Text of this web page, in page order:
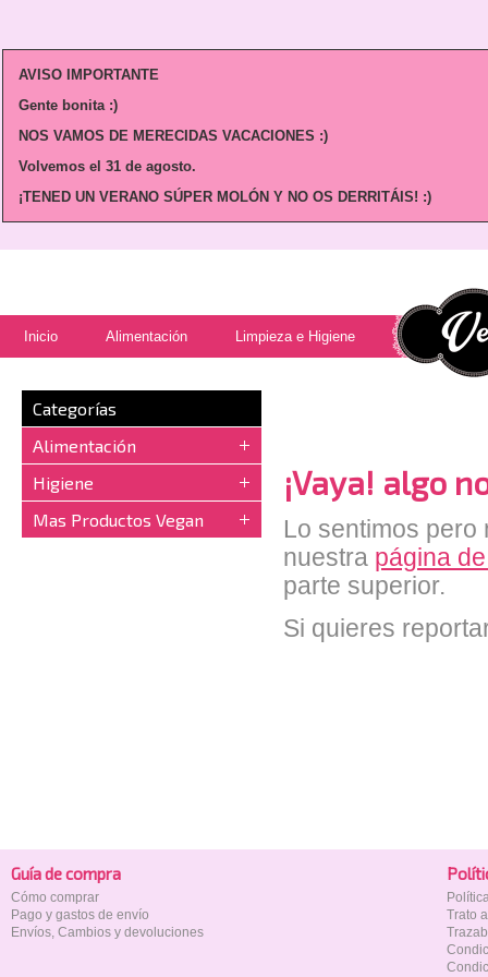
AVISO IMPORTANTE
Gente bonita :)
NOS VAMOS DE MERECIDAS VACACIONES :)
Volvemos el 31 de agosto.
¡TENED UN VERANO SÚPER MOLÓN Y NO OS DERRITÁIS! :)
Inicio Alimentación Limpieza e Higiene
Categorías
Alimentación
Higiene
Mas Productos Vegan
¡Vaya! algo
Lo sentimos pero
nuestra página
parte superior.
Si quieres
Guía de compra
Cómo comprar
Pago y gastos de envío
Envíos, Cambios y devoluciones
Trato